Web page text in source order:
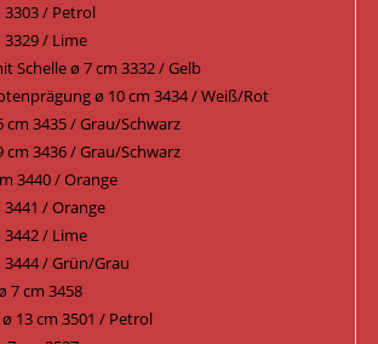
3303 / Petrol
3329 / Lime
Schelle ø 7 cm 3332 / Gelb
ø 10 cm 3434 / Weiß/Rot
cm 3435 / Grau/Schwarz
cm 3436 / Grau/Schwarz
3440 / Orange
3441 / Orange
3442 / Lime
3444 / Grün/Grau
7 cm 3458
13 cm 3501 / Petrol